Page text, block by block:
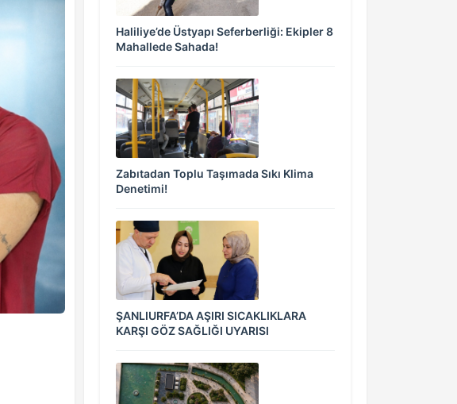
Haliliye’de Üstyapı Seferberliği: Ekipler 8
Mahallede Sahada!
Zabıtadan Toplu Taşımada Sıkı Klima
Denetimi!
ŞANLIURFA’DA AŞIRI SICAKLIKLARA
KARŞI GÖZ SAĞLIĞI UYARISI